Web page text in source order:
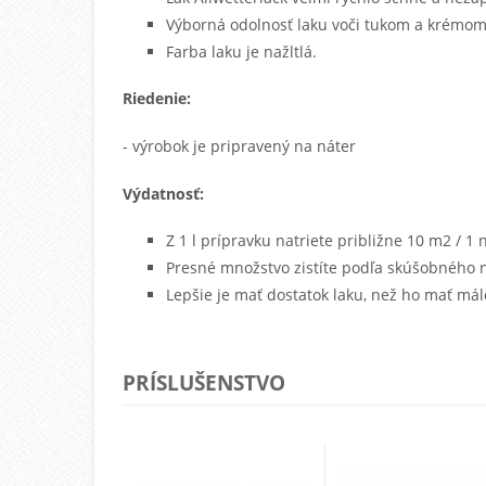
Výbornáodolnosť laku voči tukom a
Farba laku je nažltlá.
Riedenie:
- výrobok je pripravený na náter
Výdatnosť:
Z 1 l prípravku natriete približne 10 m2 / 1
Presné množstvo zistíte podľa skúšobného
Lepšie je mať dostatok laku, než ho mať
PRÍSLUŠENSTVO